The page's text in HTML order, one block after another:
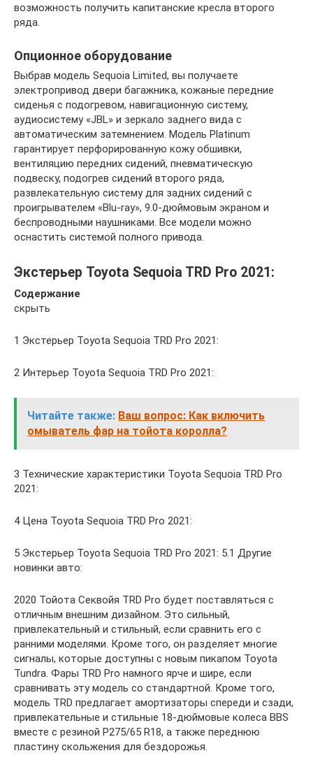
возможность получить капитанские кресла второго
ряда.
Опционное оборудование
Выбрав модель Sequoia Limited, вы получаете
электропривод двери багажника, кожаные передние
сиденья с подогревом, навигационную систему,
аудиосистему «JBL» и зеркало заднего вида с
автоматическим затемнением. Модель Platinum
гарантирует перфорированную кожу обшивки,
вентиляцию передних сидений, пневматическую
подвеску, подогрев сидений второго ряда,
развлекательную систему для задних сидений с
проигрывателем «Blu-ray», 9.0-дюймовым экраном и
беспроводными наушниками. Все модели можно
оснастить системой полного привода.
Экстерьер Toyota Sequoia TRD Pro 2021:
Содержание
скрыть
1 Экстерьер Toyota Sequoia TRD Pro 2021:
2 Интерьер Toyota Sequoia TRD Pro 2021:
Читайте также: Ваш вопрос: Как включить
омыватель фар на тойота королла?
3 Технические характеристики Toyota Sequoia TRD Pro
2021:
4 Цена Toyota Sequoia TRD Pro 2021:
5 Экстерьер Toyota Sequoia TRD Pro 2021: 5.1 Другие
новинки авто:
2020 Тойота Секвойя TRD Pro будет поставляться с
отличным внешним дизайном. Это сильный,
привлекательный и стильный, если сравнить его с
ранними моделями. Кроме того, он разделяет многие
сигналы, которые доступны с новым пикапом Toyota
Tundra. Фары TRD Pro намного ярче и шире, если
сравнивать эту модель со стандартной. Кроме того,
модель TRD предлагает амортизаторы спереди и сзади,
привлекательные и стильные 18-дюймовые колеса BBS
вместе с резиной P275/65 R18, а также переднюю
пластину скольжения для бездорожья.